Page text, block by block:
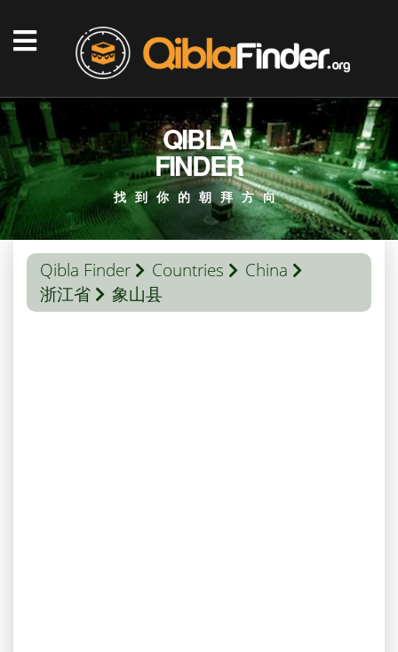
QIBLA
FINDER
找到你的朝拜方向
Qibla Finder Countries
China
浙江省
象山县